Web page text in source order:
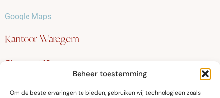
Beheer toestemming
Om de beste ervaringen te bieden, gebruiken wij technologieën zoals
Google Maps
Kantoor Waregem
Olmstraat 12